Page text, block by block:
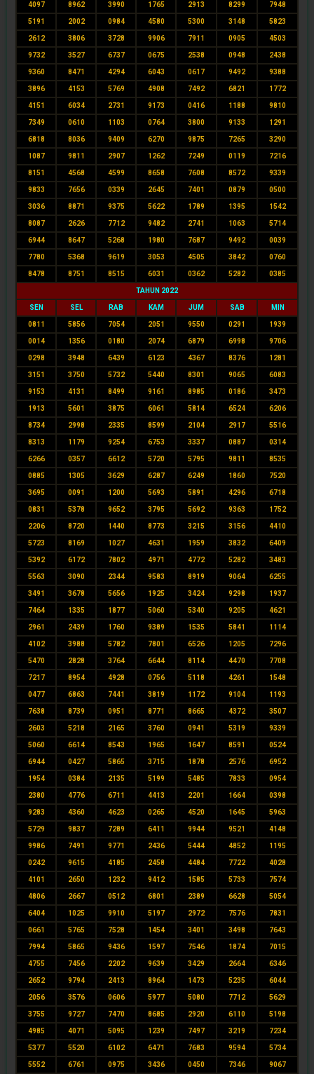
4097 8962 3990 1765 2913 8299 7948
5191 2002 0984 4580 5300 3148 5823
2612 3806 3728 9906 7911 0905 4503
9732 3527 6737 0675 2538 0948 2438
9360 8471 4294 6043 0617 9492 9388
3896 4153 5769 4908 7492 6821 1772
4151 6034 2731 9173 0416 1188 9810
7349 0610 1103 0764 3800 9133 1291
6818 8036 9409 6270 9875 7265 3290
1087 9811 2907 1262 7249 0119 7216
8151 4568 4599 8658 7608 8572 9339
9833 7656 0339 2645 7401 0879 0500
3036 8871 9375 5622 1789 1395 1542
8087 2626 7712 9482 2741 1063 5714
6944 8647 5268 1980 7687 9492 0039
7780 5368 9619 3053 4505 3842 0760
8478 8751 8515 6031 0362 5282 0385
TAHUN 2022
SEN SEL RAB KAM JUM SAB MIN
0811 5856 7054 2051 9550 0291 1939
0014 1356 0180 2074 6879 6998 9706
0298 3948 6439 6123 4367 8376 1281
3151 3750 5732 5440 8301 9065 6083
9153 4131 8499 9161 8985 0186 3473
1913 5601 3875 6061 5814 6524 6206
8734 2998 2335 8599 2104 2917 5516
8313 1179 9254 6753 3337 0887 0314
6266 0357 6612 5720 5795 9811 8535
0885 1305 3629 6287 6249 1860 7520
3695 0091 1200 5693 5891 4296 6718
0831 5378 9652 3795 5692 9363 1752
2206 8720 1440 8773 3215 3156 4410
5723 8169 1027 4631 1959 3832 6409
5392 6172 7802 4971 4772 5282 3483
5563 3090 2344 9583 8919 9064 6255
3491 3678 5656 1925 3424 9298 1937
7464 1335 1877 5060 5340 9205 4621
2961 2439 1760 9389 1535 5841 1114
4102 3988 5782 7801 6526 1205 7296
5470 2828 3764 6644 8114 4470 7708
7217 8954 4928 0756 5118 4261 1548
0477 6863 7441 3819 1172 9104 1193
7638 8739 0951 8771 8665 4372 3507
2603 5218 2165 3760 0941 5319 9339
5060 6614 8543 1965 1647 8591 0524
6944 0427 5865 3715 1878 2576 6952
1954 0384 2135 5199 5485 7833 0954
2380 4776 6711 4413 2201 1664 0398
9283 4360 4623 0265 4520 1645 5963
5729 9837 7289 6411 9944 9521 4148
9986 7491 9771 2436 5444 4852 1195
0242 9615 4185 2458 4484 7722 4028
4101 2650 1232 9412 1585 5733 7574
4806 2667 0512 6801 2389 6628 5054
6404 1025 9910 5197 2972 7576 7831
0661 5765 7528 1454 3401 3498 7643
7994 5865 9436 1597 7546 1874 7015
4755 7456 2202 9639 3429 2664 6346
2652 9794 2413 8964 1473 5235 6044
2056 3576 0606 5977 5080 7712 5629
3755 9727 7470 8685 2920 6110 5198
4985 4071 5095 1239 7497 3219 7234
5377 5520 6102 6471 7683 9594 5734
5552 6761 0975 3436 0450 7346 9067